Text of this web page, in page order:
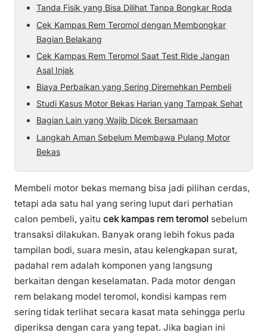
Tanda Fisik yang Bisa Dilihat Tanpa Bongkar Roda
Cek Kampas Rem Teromol dengan Membongkar
Bagian Belakang
Cek Kampas Rem Teromol Saat Test Ride Jangan
Asal Injak
Biaya Perbaikan yang Sering Diremehkan Pembeli
Studi Kasus Motor Bekas Harian yang Tampak Sehat
Bagian Lain yang Wajib Dicek Bersamaan
Langkah Aman Sebelum Membawa Pulang Motor
Bekas
Membeli motor bekas memang bisa jadi pilihan cerdas,
tetapi ada satu hal yang sering luput dari perhatian
calon pembeli, yaitu cek kampas rem teromol sebelum
transaksi dilakukan. Banyak orang lebih fokus pada
tampilan bodi, suara mesin, atau kelengkapan surat,
padahal rem adalah komponen yang langsung
berkaitan dengan keselamatan. Pada motor dengan
rem belakang model teromol, kondisi kampas rem
sering tidak terlihat secara kasat mata sehingga perlu
diperiksa dengan cara yang tepat. Jika bagian ini